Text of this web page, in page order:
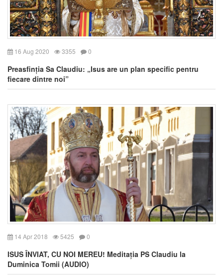
16 Aug 2020 3355 0
Preasfinția Sa Claudiu: „Isus are un plan specific pentru
fiecare dintre noi”
14 Apr 2018 5425 0
ISUS ÎNVIAT, CU NOI MEREU! Meditația PS Claudiu la
Duminica Tomii (AUDIO)